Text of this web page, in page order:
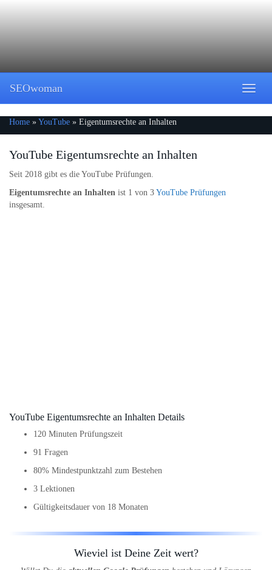
Toggle
SEOwoman
Home » YouTube » Eigentumsrechte an Inhalten
YouTube Eigentumsrechte an Inhalten
Seit 2018 gibt es die YouTube Prüfungen.
Eigentumsrechte an Inhalten ist 1 von 3 YouTube Prüfungen
insgesamt.
YouTube Eigentumsrechte an Inhalten Details
120 Minuten Prüfungszeit
91 Fragen
80% Mindestpunktzahl zum Bestehen
3 Lektionen
Gültigkeitsdauer von 18 Monaten
Wieviel ist Deine Zeit wert?